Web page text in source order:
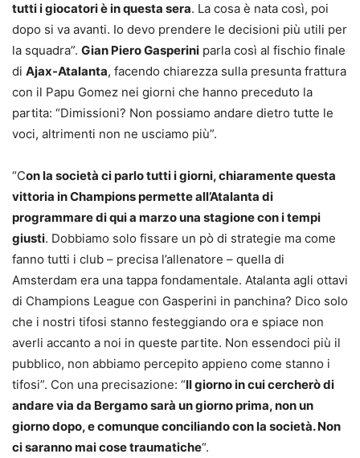
tutti i giocatori è in questa sera. La cosa è nata così, poi
dopo si va avanti. Io devo prendere le decisioni più utili per
la squadra”. Gian Piero Gasperini parla così al fischio finale
di Ajax-Atalanta, facendo chiarezza sulla presunta frattura
con il Papu Gomez nei giorni che hanno preceduto la
partita: “Dimissioni? Non possiamo andare dietro tutte le
voci, altrimenti non ne usciamo più”.
“Con la società ci parlo tutti i giorni, chiaramente questa
vittoria in Champions permette all’Atalanta di
programmare di qui a marzo una stagione con i tempi
giusti. Dobbiamo solo fissare un pò di strategie ma come
fanno tutti i club – precisa l’allenatore – quella di
Amsterdam era una tappa fondamentale. Atalanta agli ottavi
di Champions League con Gasperini in panchina? Dico solo
che i nostri tifosi stanno festeggiando ora e spiace non
averli accanto a noi in queste partite. Non essendoci più il
pubblico, non abbiamo percepito appieno come stanno i
tifosi”. Con una precisazione: “Il giorno in cui cercherò di
andare via da Bergamo sarà un giorno prima, non un
giorno dopo, e comunque conciliando con la società. Non
ci saranno mai cose traumatiche“.